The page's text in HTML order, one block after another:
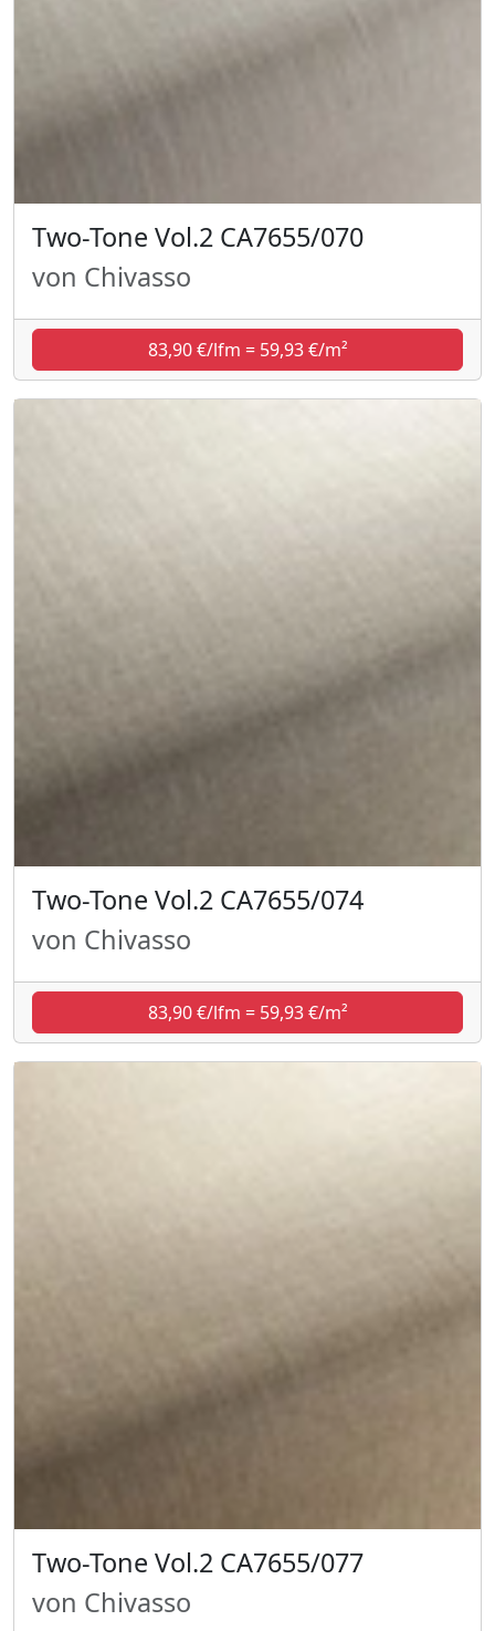
Two-Tone Vol.2 CA7655/070
von Chivasso
83,90 €/lfm = 59,93 €/m²
Two-Tone Vol.2 CA7655/074
von Chivasso
83,90 €/lfm = 59,93 €/m²
Two-Tone Vol.2 CA7655/077
von Chivasso